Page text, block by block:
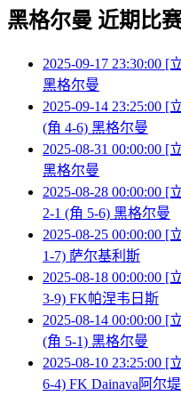
黑格尔曼 近期比
2025-09-17 23:30:00
黑格尔曼
2025-09-14 23:25:00 [
(角 4-6) 黑格尔曼
2025-08-31 00:00:00
黑格尔曼
2025-08-28 00:00:00
2-1 (角 5-6) 黑格尔曼
2025-08-25 00:00:00
1-7) 萨尔基利斯
2025-08-18 00:00:00
3-9) FK帕涅韦日斯
2025-08-14 00:00:00 [
(角 5-1) 黑格尔曼
2025-08-10 23:25:00
6-4) FK Dainava阿尔